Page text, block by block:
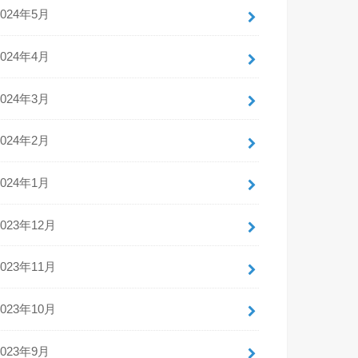
年5月
年4月
年3月
年2月
年1月
年12月
年11月
年10月
年9月